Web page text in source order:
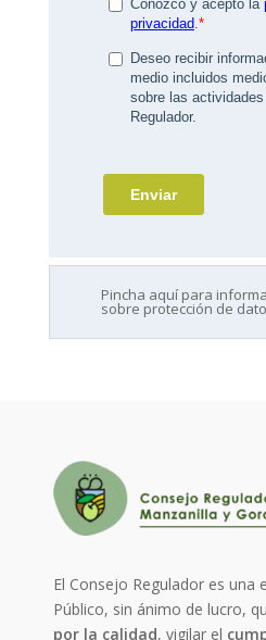
Pincha aquí para
sobre protección de
El Consejo Regulador es una
Público, sin ánimo de lucro,
por la calidad, vigilar el